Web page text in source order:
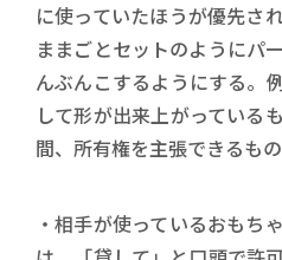
に使っていたほうが優先さ
ままごとセットのようにパ
んぶんこするようにする。
して形が出来上がっている
間、所有権を主張できるもの
・相手が使っているおもち